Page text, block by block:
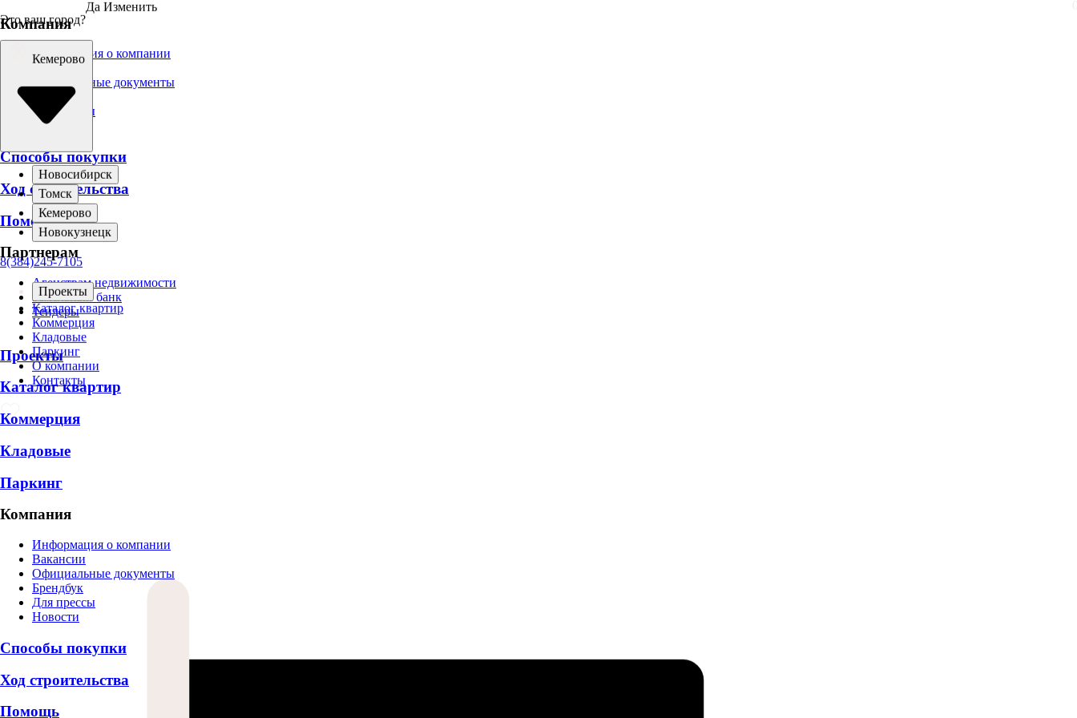
Компания
Информация о компании
Вакансии
Официальные документы
Брендбук
Для прессы
Новости
Способы покупки
Ход строительства
Помощь
Партнерам
Агенствам недвижимости
Земельный банк
Тендеры
Проекты
Каталог квартир
Коммерция
Кладовые
Паркинг
Компания
Информация о компании
Вакансии
Официальные документы
Брендбук
Для прессы
Новости
Способы покупки
Ход строительства
Помощь
Это ваш город?
Да Изменить
Кемерово
Новосибирск
Томск
Кемерово
Новокузнецк
8(384)245-7105
Проекты
Каталог квартир
Коммерция
Кладовые
Паркинг
О компании
Контакты